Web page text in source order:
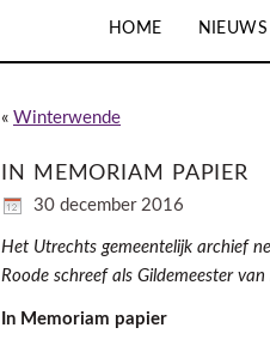
HOME NIEUWS
« Winterwende
IN MEMORIAM PAPIER
30 december 2016
Het Utrechts gemeentelijk archief
Roode schreef als Gildemeester
In Memoriam papier